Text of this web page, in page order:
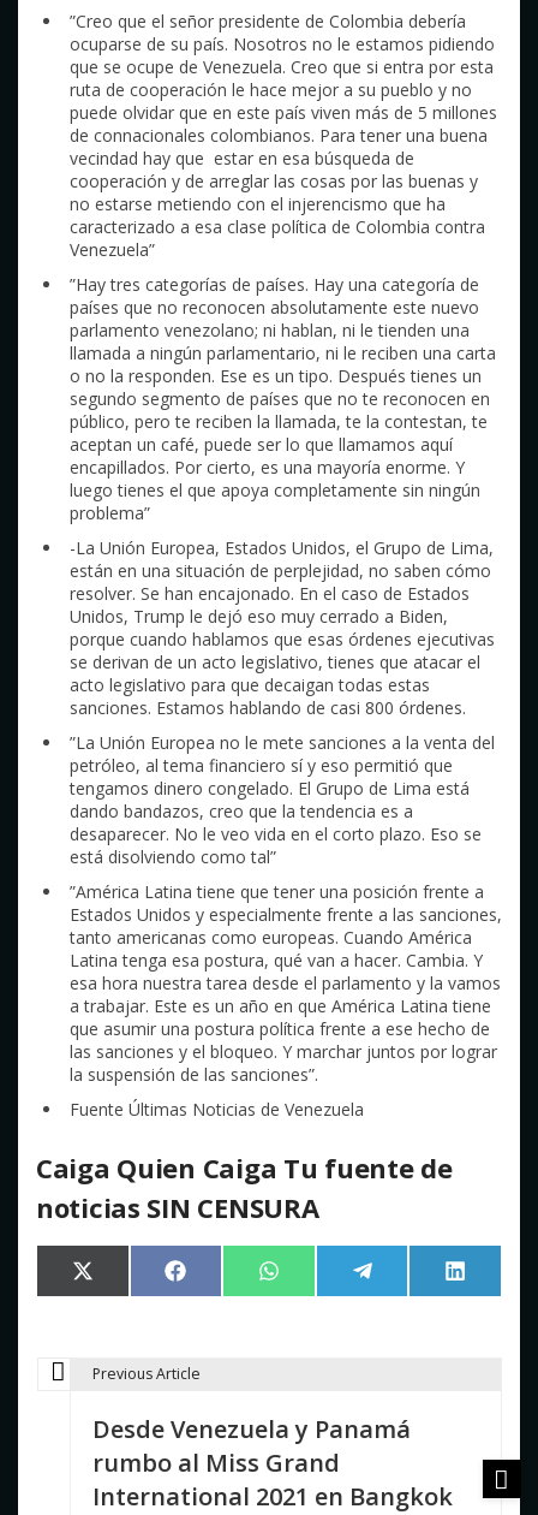
”Creo que el señor presidente de Colombia debería
ocuparse de su país. Nosotros no le estamos pidiendo
que se ocupe de Venezuela. Creo que si entra por esta
ruta de cooperación le hace mejor a su pueblo y no
puede olvidar que en este país viven más de 5 millones
de connacionales colombianos. Para tener una buena
vecindad hay que estar en esa búsqueda de
cooperación y de arreglar las cosas por las buenas y
no estarse metiendo con el injerencismo que ha
caracterizado a esa clase política de Colombia contra
Venezuela”
”Hay tres categorías de países. Hay una categoría de
países que no reconocen absolutamente este nuevo
parlamento venezolano; ni hablan, ni le tienden una
llamada a ningún parlamentario, ni le reciben una carta
o no la responden. Ese es un tipo. Después tienes un
segundo segmento de países que no te reconocen en
público, pero te reciben la llamada, te la contestan, te
aceptan un café, puede ser lo que llamamos aquí
encapillados. Por cierto, es una mayoría enorme. Y
luego tienes el que apoya completamente sin ningún
problema”
-La Unión Europea, Estados Unidos, el Grupo de Lima,
están en una situación de perplejidad, no saben cómo
resolver. Se han encajonado. En el caso de Estados
Unidos, Trump le dejó eso muy cerrado a Biden,
porque cuando hablamos que esas órdenes ejecutivas
se derivan de un acto legislativo, tienes que atacar el
acto legislativo para que decaigan todas estas
sanciones. Estamos hablando de casi 800 órdenes.
”La Unión Europea no le mete sanciones a la venta del
petróleo, al tema financiero sí y eso permitió que
tengamos dinero congelado. El Grupo de Lima está
dando bandazos, creo que la tendencia es a
desaparecer. No le veo vida en el corto plazo. Eso se
está disolviendo como tal”
”América Latina tiene que tener una posición frente a
Estados Unidos y especialmente frente a las sanciones,
tanto americanas como europeas. Cuando América
Latina tenga esa postura, qué van a hacer. Cambia. Y
esa hora nuestra tarea desde el parlamento y la vamos
a trabajar. Este es un año en que América Latina tiene
que asumir una postura política frente a ese hecho de
las sanciones y el bloqueo. Y marchar juntos por lograr
la suspensión de las sanciones”.
Fuente Últimas Noticias de Venezuela
Caiga Quien Caiga Tu fuente de
noticias SIN CENSURA
Compartir
en
X
(Twitter)
Compartir
en
Facebook Compartir
en
WhatsApp Compartir
en
Telegram
en
LinkedIn
N
Previous Article
Desde Venezuela y Panamá
rumbo al Miss Grand
International 2021 en Bangkok